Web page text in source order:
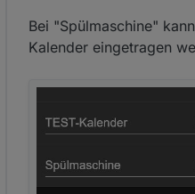
Bei "Spülmaschine"
Kalender eingetragen